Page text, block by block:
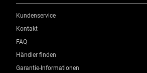
Kundenservice
Kontakt
FAQ
Händler finden
Garantie-Informationen